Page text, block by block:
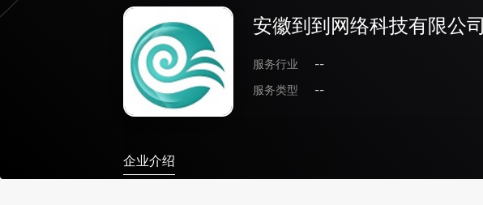
安徽到到网络科技有限公司
服务行业
--
服务类型
--
企业介绍